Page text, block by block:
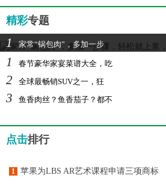
精彩专题
1 家常“锅包肉”，多加一步
1 春节豪华家宴菜谱大全，吃
2 全球最畅销SUV之一，狂
3 鱼香肉丝？鱼香茄子？都不
点击排行
1 苹果为LBS AR艺术课程申请三项商标